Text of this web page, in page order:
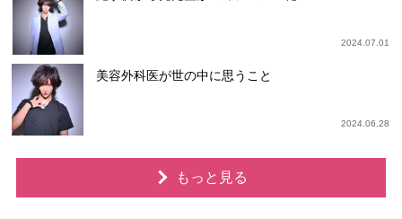
2024.07.01
美容外科医が世の中に思うこと
2024.06.28
もっと見る